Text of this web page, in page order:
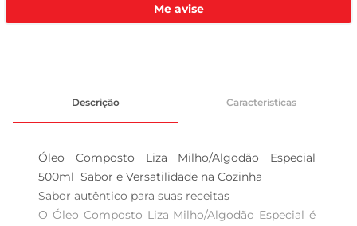
Me avise
Descrição Características
Óleo Composto Liza Milho/Algodão Especial
500ml  Sabor e Versatilidade na Cozinha
Sabor autêntico para suas receitas
O Óleo Composto Liza Milho/Algodão Especial é